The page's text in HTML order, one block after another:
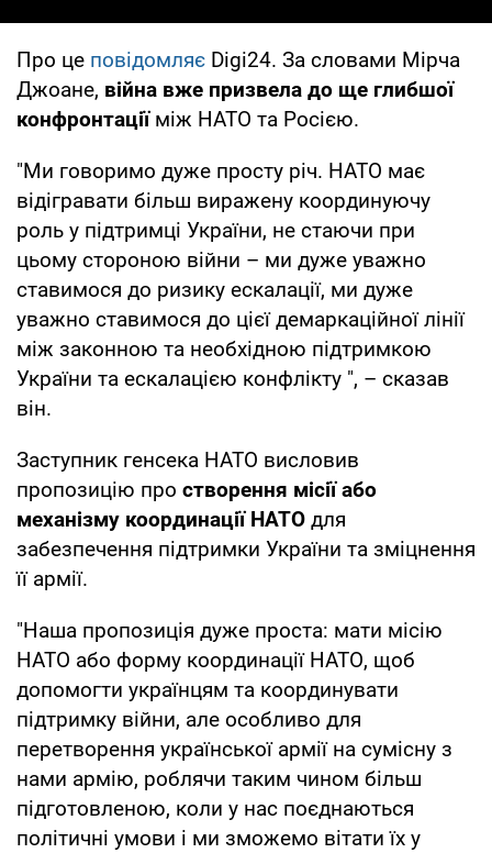
Про це повідомляє Digi24. За словами Мірча
Джоане, війна вже призвела до ще глибшої
конфронтаціїміж НАТО та Росією.
"Ми говоримо дуже просту річ. НАТО має
відігравати більш виражену координуючу
роль у підтримці України, не стаючи при
цьому стороною війни – ми дуже уважно
ставимося до ризику ескалації, ми дуже
уважно ставимося до цієї демаркаційної лінії
між законною та необхідною підтримкою
України та ескалацією конфлікту ", – сказав
він.
Заступник генсека НАТО висловив
пропозицію про створення місії або
механізму координації НАТО для
забезпечення підтримки України та зміцнення
її армії.
"Наша пропозиція дуже проста: мати місію
НАТО або форму координації НАТО, щоб
допомогти українцям та координувати
підтримку війни, але особливо для
перетворення української армії на сумісну з
нами армію, роблячи таким чином більш
підготовленою, коли у нас поєднаються
політичні умови і ми зможемо вітати їх у